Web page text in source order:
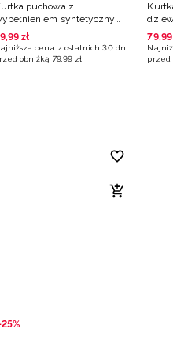
puchowa z
syntetycznym
- czarna
,99 zł
cena z ostatnich 30 dni
obniżką 79,99 zł
79,99
przed